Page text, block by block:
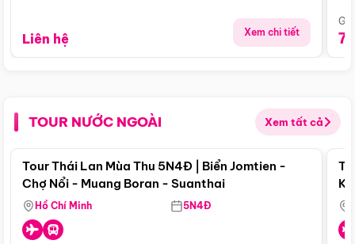
Liên hệ Xem chi tiết
TOUR NƯỚC NGOÀI Xem tất cả
Điểm nổi bật
Tour Thái Lan Mùa Thu 5N4Đ | Biển Jomtien -
Chợ Nổi - Muang Boran - Suanthai
Hồ Chí Minh 5N4Đ